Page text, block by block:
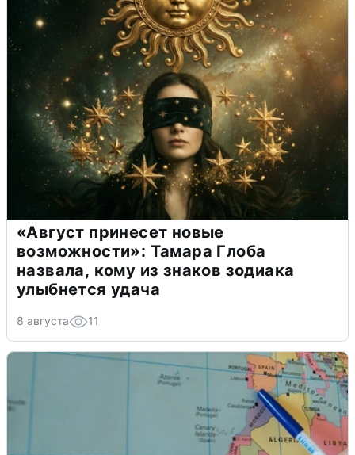
«Август принесет новые
возможности»: Тамара Глоба
назвала, кому из знаков зодиака
улыбнется удача
8 августа 11